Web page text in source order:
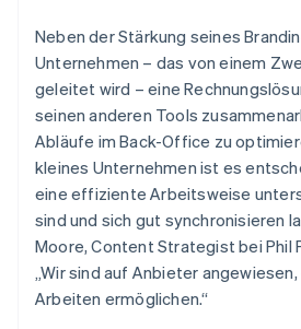
Neben der Stärkung seines
Unternehmen – das von einem
geleitet wird – eine
seinen anderen Tools
Abläufe im Back-Office zu
kleines Unternehmen ist es
eine effiziente Arbeitsweise
sind und sich gut synchronisieren
Moore, Content Strategist bei Phil
„Wir sind auf Anbieter
Arbeiten ermöglichen.“